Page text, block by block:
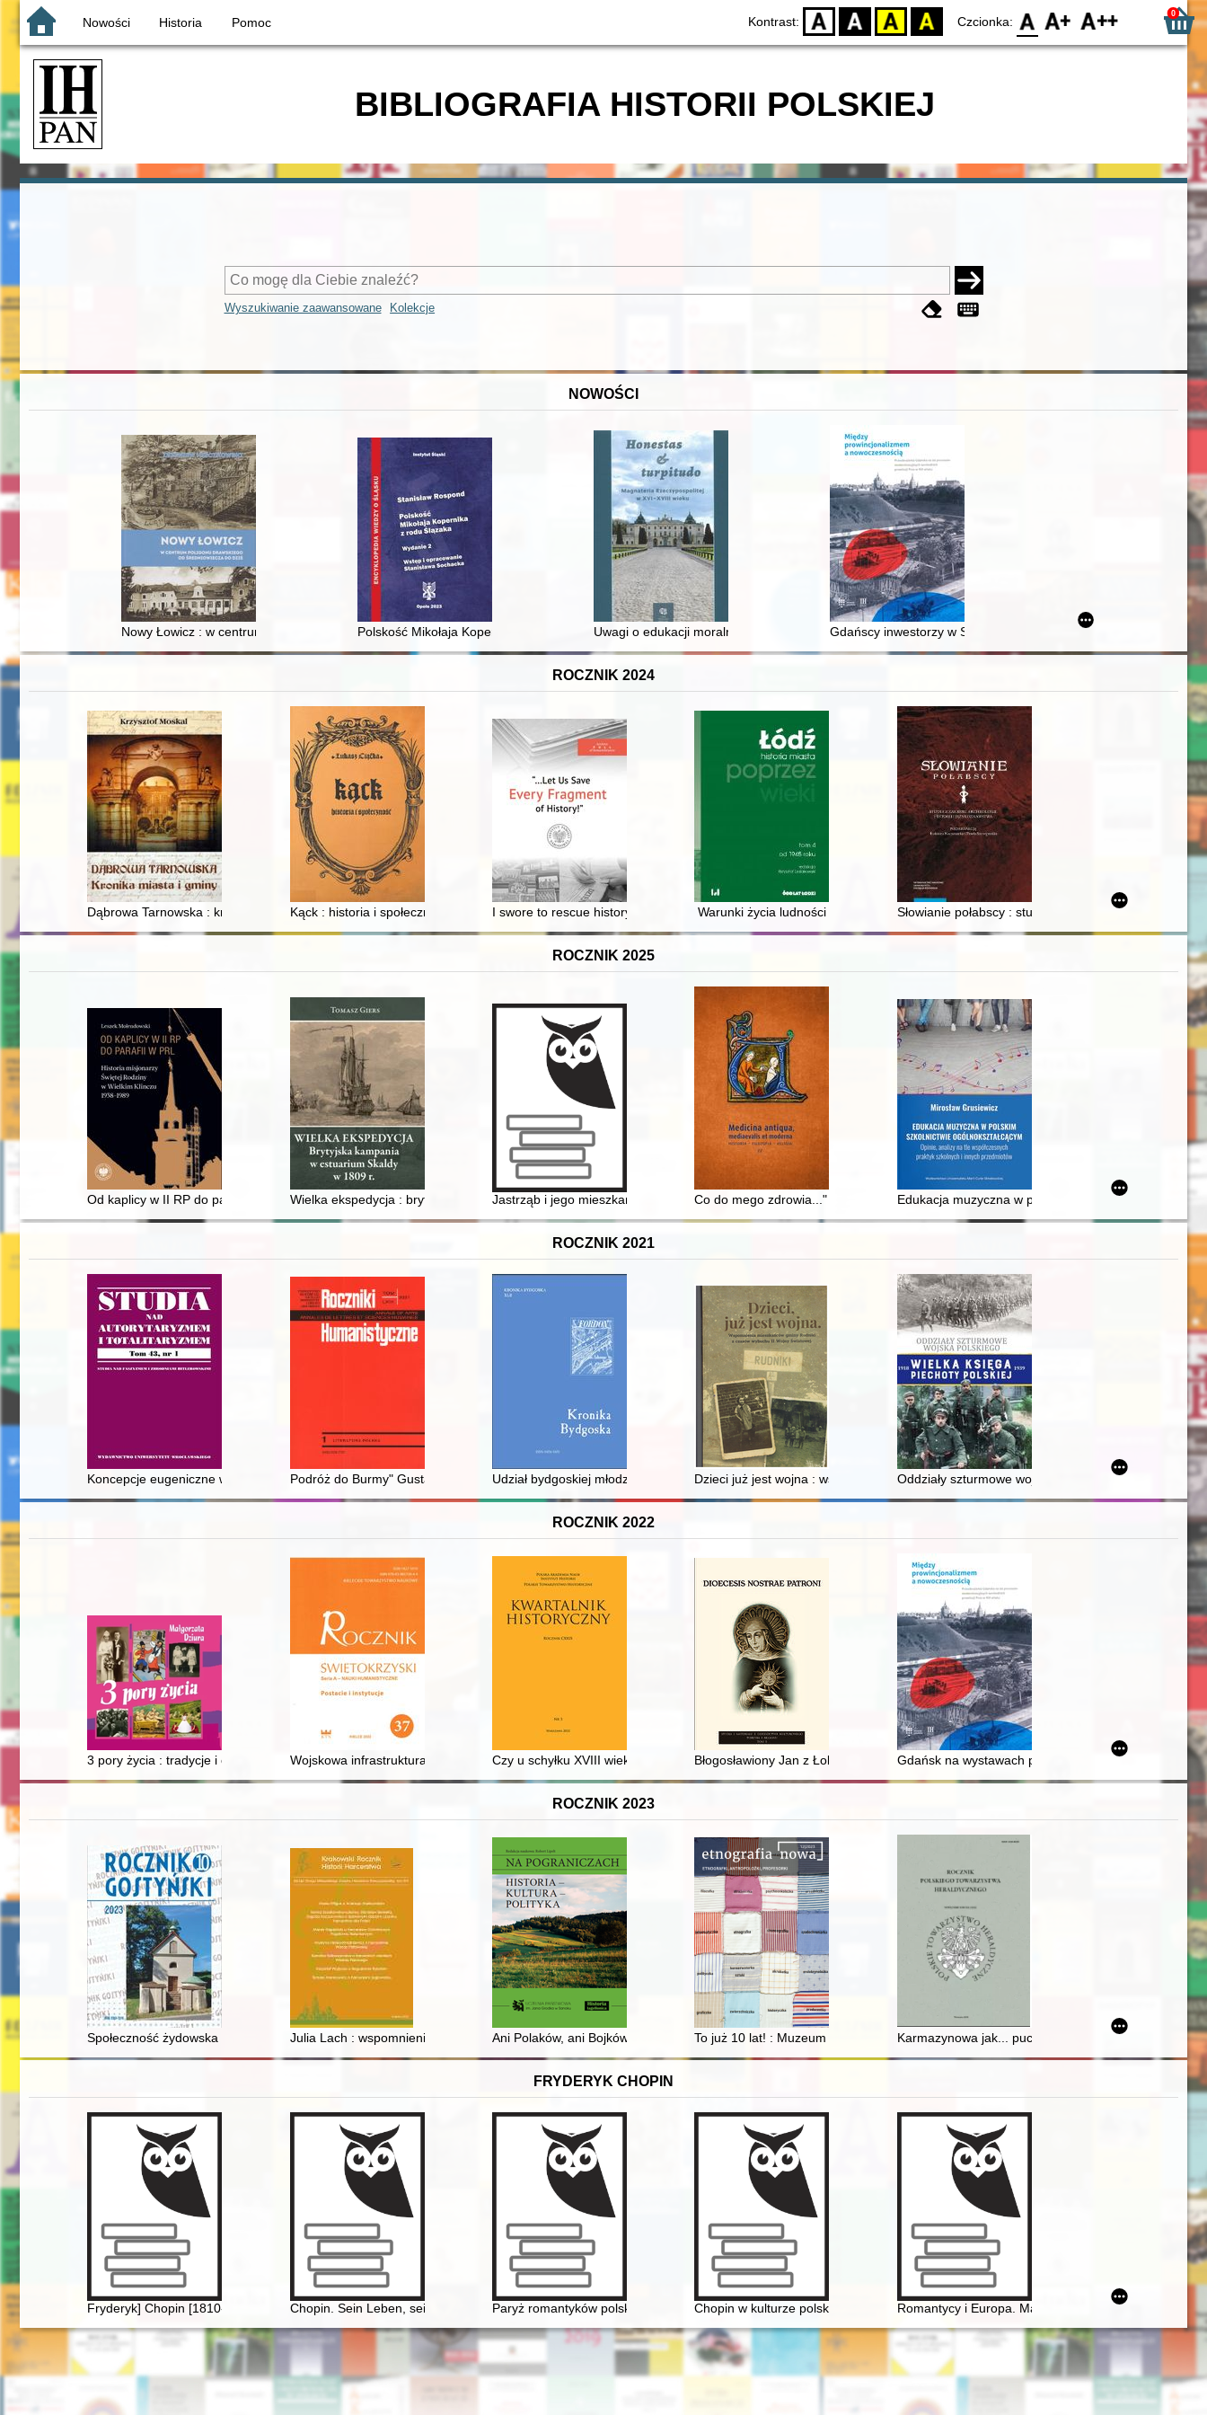
Nowości Historia Pomoc Kontrast: D BW YB BY Czcionka: F0 F1 F2 0
BIBLIOGRAFIA HISTORII POLSKIEJ
Wyszukiwanie zaawansowane Kolekcje
NOWOŚCI
Nowy Łowicz : w centrum poligonu drawskiego od średniowiecza do dziś
Polskość Mikołaja Kopernika z rodu ŚlązakaUwagi o edukacji moralnej synów szlacheckich w XVI-wiecznej Rzeczypospolitej
Gdańscy inwestorzy w Sopocie : prestiż finansowy i towarzyski
ROCZNIK 2024
Dąbrowa Tarnowska : kronika miasta i gminyKąck : historia i społeczność I swore to rescue history : the life and activity of Eugeniusz Siemaszko
Warunki życia ludności Słowianie połabscy : studia z zakresu archeologii,
ROCZNIK 2025
Od kaplicy w II RP do parafii w PRL : historia misjonarzy Świętej Rodziny w Wielkim Klinczu 1938-1989
Wielka ekspedycja : brytyjska kampania w estuarium Skaldy w 1809 r
Jastrząb i jego mieszkańcy w świetle ksiąg miejskich z XVII wiekuCo do mego zdrowia..." : wyjazdy do uzdrowisk rodziny Wielopolskich w XIX oraz
Edukacja muzyczna w polskim szkolnictwie
ROCZNIK 2021
Koncepcje eugeniczne w polskiej nauce kryminologii w okresie międzywojennym : (aspekty prawno-kryminalne) = Eugenic concepts in the Polish science of criminology in the interwar period :
Podróż do Burmy" Gustawa Herlinga-Grudzińskiego - perspektywy badawcze : rekonesans
Udział bydgoskiej młodzieży w rewolucji solidarnościowej 1980-1989Dzieci już jest wojna : wspomnienia mieszkańców gminy Rudniki z czasów wybuchu II
Oddziały szturmowe wojska polskiego
ROCZNIK 2022
3 pory życia : tradycje i obrzędy rodzinne ziemi przemyskiejWojskowa infrastruktura szkoleniowa w województwie kieleckim w latach 1921-1939 = Military training infrastructure in the Kielce voivodeship in the years 1921-
Czy u schyłku XVIII wieku miasta leżące w najdalej na wschód wysuniętej części Galicji rzeczywiście były miastami
Błogosławiony Jan z Łobdowa Gdańsk na wystawach przemysłowych w "długim XIX
ROCZNIK 2023
Społeczność żydowska Pogorzeli Julia Lach : wspomnienie Ani Polaków, ani Bojków, ani popów, ani chłopów, ani nie uświadczysz Żyda" : wątki sygnalne w badaniu (nie)obecności
To już 10 lat! : Muzeum dla Dzieci w Państwowym Muzeum Etnograficznym w Warszawie
Karmazynowa jak... puchar wina, biała jak śnieżna
FRYDERYK CHOPIN
Fryderyk] Chopin [1810-1849] i George Sand [1804-1876] miłość nie od pierwszego spojrzenia
Chopin. Sein Leben, sein Werk, seine ZeitParyż romantyków polskich: Mickiewicz, Słowacki, Chopin, Krasiński, Norwid
Chopin w kulturze polskiej Romantycy i Europa. Marzenia, doświadczenia,